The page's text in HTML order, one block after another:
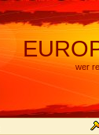
wer